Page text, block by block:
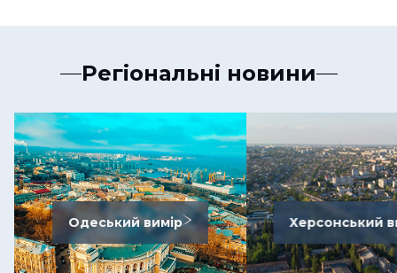
Регіональні новини
Одеський вимір Херсонський